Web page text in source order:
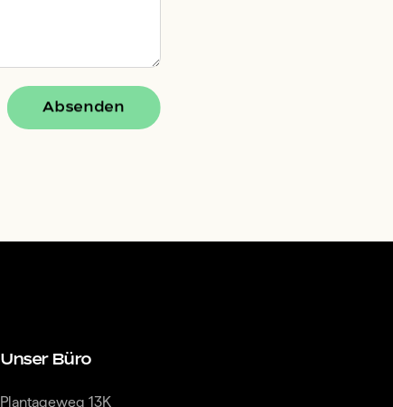
Absenden
Unser Büro
Plantageweg 13K